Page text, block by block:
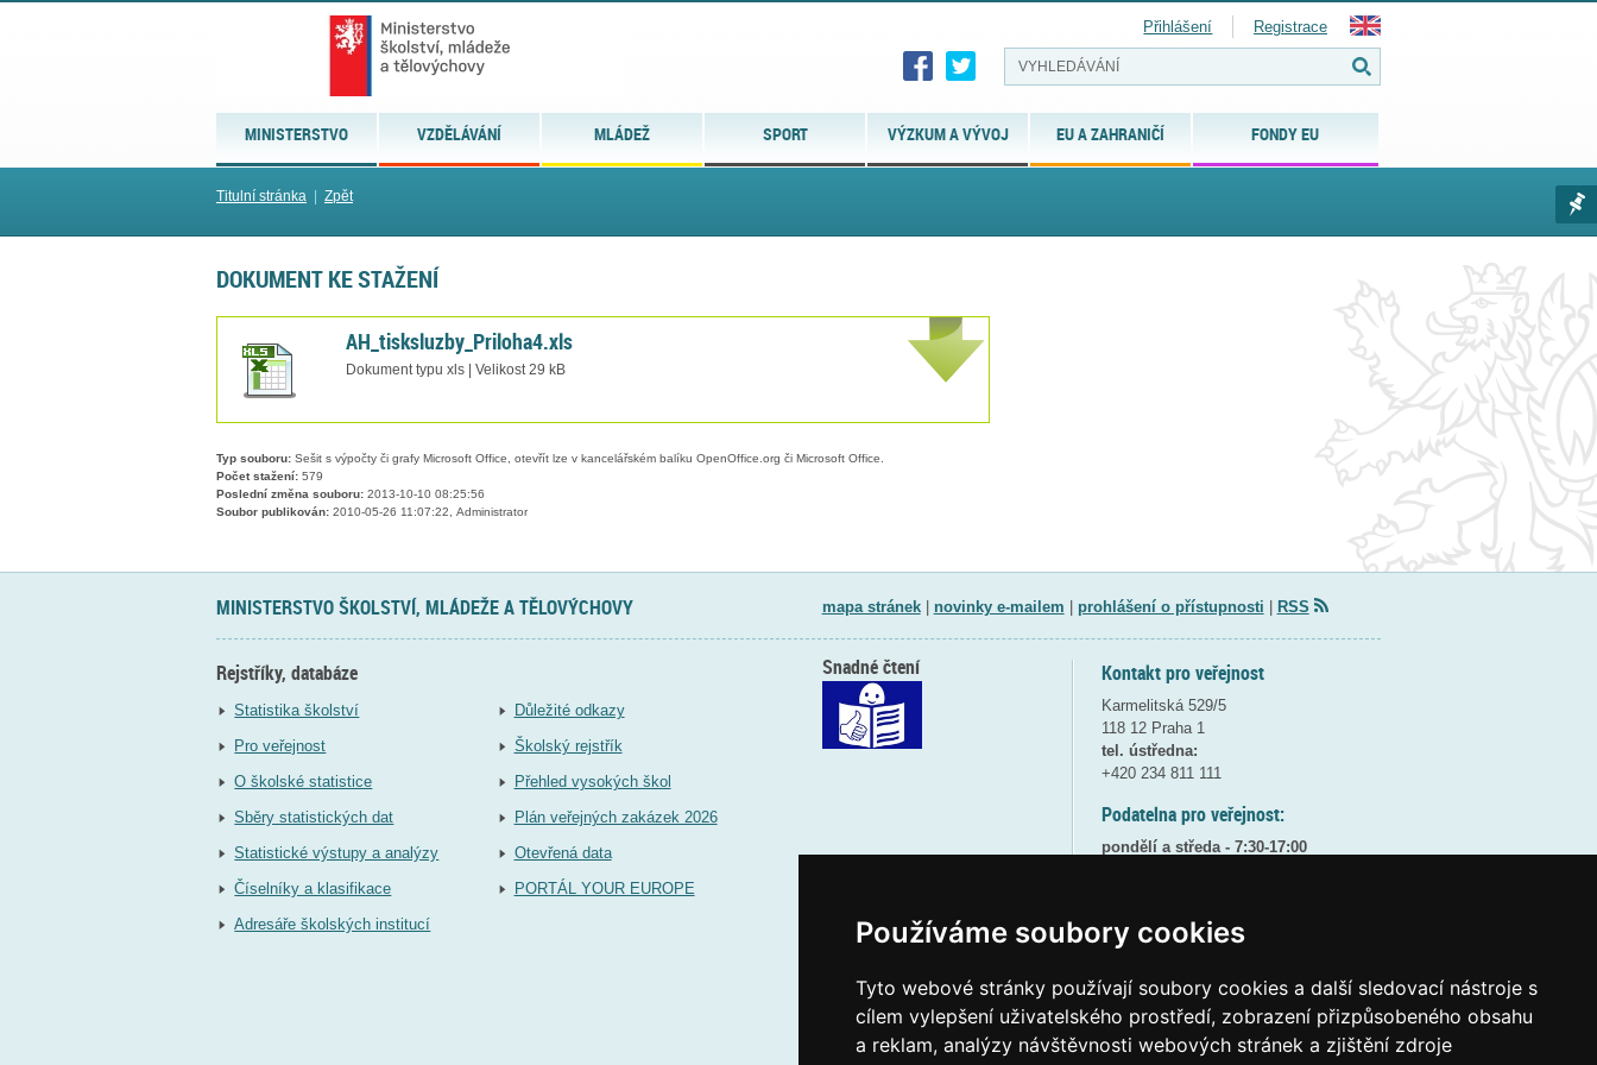
Používáme soubory cookies
Tyto webové stránky používají soubory cookies a další sledovací nástroje s
cílem vylepšení uživatelského prostředí, zobrazení přizpůsobeného obsahu
a reklam, analýzy návštěvnosti webových stránek a zjištění zdroje
MINISTERSTVO VZDĚLÁVÁNÍ MLÁDEŽ SPORT VÝZKUM A VÝVOJ EU A ZAHRANIČÍ FONDY EU
Přihlášení Registrace
Titulní stránka Zpět
DOKUMENT KE STAŽENÍ
AH_tisksluzby_Priloha4.xls
Dokument typu xls | Velikost 29 kB
Typ souboru: Sešit s výpočty či grafy Microsoft Office, otevřít lze v kancelářském balíku OpenOffice.org či Microsoft Office.
Počet stažení: 579
Poslední změna souboru: 2013-10-10 08:25:56
Soubor publikován: 2010-05-26 11:07:22, Administrator
MINISTERSTVO ŠKOLSTVÍ, MLÁDEŽE A TĚLOVÝCHOVY mapa stránek| novinky e-mailem prohlášení o přístupnosti RSS
Rejstříky, databáze
Statistika školství
Pro veřejnost
O školské statistice
Sběry statistických dat
Statistické výstupy a analýzy
Číselníky a klasifikace
Adresáře školských institucí
Důležité odkazy
Školský rejstřík
Přehled vysokých škol
Plán veřejných zakázek 2026
Otevřená data
PORTÁL YOUR EUROPE
Kontakt pro veřejnost
Karmelitská 529/5
118 12 Praha 1
tel. ústředna:
+420 234 811 111
Podatelna pro veřejnost:
pondělí a středa - 7:30-17:00
8:30 - 9:30 - bezpečnostní přestávka
Elektronická podatelna:
posta@msmtgov cz
Snadné čtení